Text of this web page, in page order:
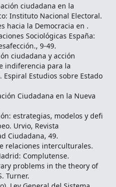
ciudadana en la
Instituto Nacional Electoral.
hacia la Democracia en .
Sociológicas España:
9-49.
ciudadana y acción
indiferencia para la
Estudios sobre Estado
Ciudadana en la Nueva
estrategias, modelos y defi
Urvio, Revista
Ciudadana, 49.
relaciones interculturales.
Complutense.
problems in the theory of
Turner.